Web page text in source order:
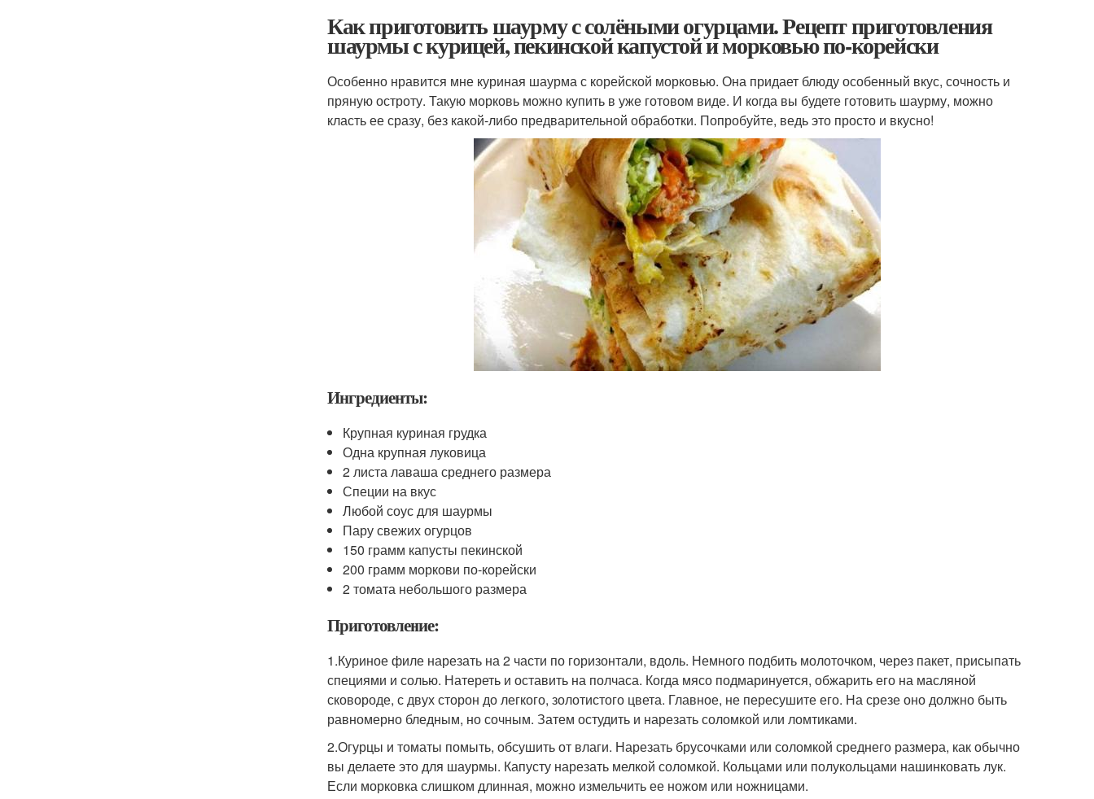
Как приготовить шаурму с солёными огурцами. Рецепт приготовления
шаурмы с курицей, пекинской капустой и морковью по-корейски
Особенно нравится мне куриная шаурма с корейской морковью. Она придает блюду особенный вкус, сочность и
пряную остроту. Такую морковь можно купить в уже готовом виде. И когда вы будете готовить шаурму, можно
класть ее сразу, без какой-либо предварительной обработки. Попробуйте, ведь это просто и вкусно!
Ингредиенты:
Крупная куриная грудка
Одна крупная луковица
2 листа лаваша среднего размера
Специи на вкус
Любой соус для шаурмы
Пару свежих огурцов
150 грамм капусты пекинской
200 грамм моркови по-корейски
2 томата небольшого размера
Приготовление:
1.Куриное филе нарезать на 2 части по горизонтали, вдоль. Немного подбить молоточком, через пакет, присыпать
специями и солью. Натереть и оставить на полчаса. Когда мясо подмаринуется, обжарить его на масляной
сковороде, с двух сторон до легкого, золотистого цвета. Главное, не пересушите его. На срезе оно должно быть
равномерно бледным, но сочным. Затем остудить и нарезать соломкой или ломтиками.
2.Огурцы и томаты помыть, обсушить от влаги. Нарезать брусочками или соломкой среднего размера, как обычно
вы делаете это для шаурмы. Капусту нарезать мелкой соломкой. Кольцами или полукольцами нашинковать лук.
Если морковка слишком длинная, можно измельчить ее ножом или ножницами.